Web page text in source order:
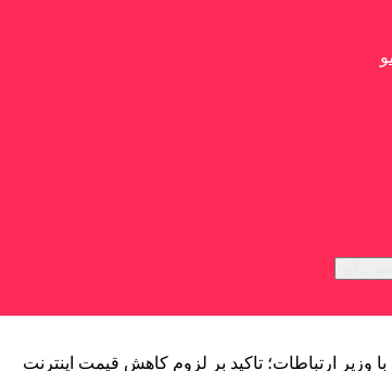
وزیر ارتباطات؛ تاکید بر لزوم کاهش قیمت اینترنت